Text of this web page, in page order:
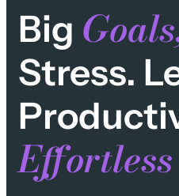
Big
Stress.
Effortless